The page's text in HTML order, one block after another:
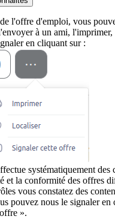
l'offre d'emploi, vous
à un ami,
en cliquant sur :
systématiquement des
et la conformité des offres
vous constatez des
pouvez nous le signaler en
».